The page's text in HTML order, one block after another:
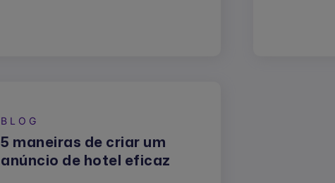
BLOG
5 maneiras de criar um
anúncio de hotel eficaz